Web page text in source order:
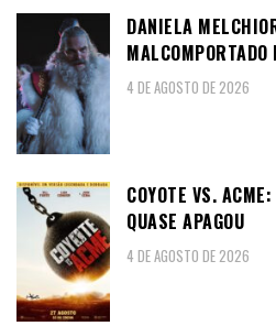
DANIELA
MALCOMPORTADO
4 DE AGOSTO DE 2026
COYOTE VS.
QUASE APAGOU
4 DE AGOSTO DE 2026